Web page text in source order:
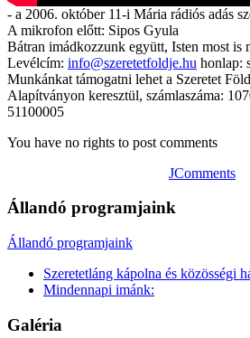
- a 2006. október 11-i Mária rádiós adás
A mikrofon előtt: Sipos Gyula
Bátran imádkozzunk együtt, Isten most is
Levélcím: info@szeretetfoldje.hu honlap:
Munkánkat támogatni lehet a Szeretet
Alapítványon keresztül, számlaszáma:
51100005
You have no rights to post comments
JComments
Állandó programjaink
Állandó programjaink
Szeretetláng kápolna és közösségi
Mindennapi imánk:
Galéria